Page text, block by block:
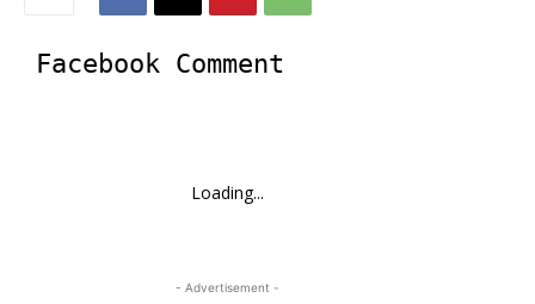
Facebook Comment
Loading...
- Advertisement -